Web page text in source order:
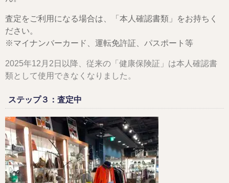
査定をご利用になる場合は、「本人確認書類」をお持ちく
ださい。
※マイナンバーカード、運転免許証、パスポート等
2025年12月2日以降、従来の「健康保険証」は本人確認書
類として使用できなくなりました。
ステップ３：査定中